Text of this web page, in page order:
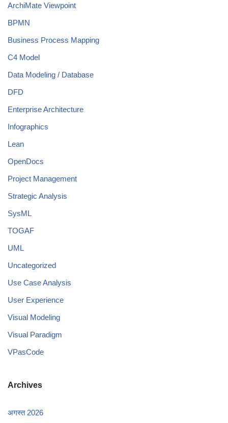
ArchiMate Viewpoint
BPMN
Business Process Mapping
C4 Model
Data Modeling / Database
DFD
Enterprise Architecture
Infographics
Lean
OpenDocs
Project Management
Strategic Analysis
SysML
TOGAF
UML
Uncategorized
Use Case Analysis
User Experience
Visual Modeling
Visual Paradigm
VPasCode
Archives
अगस्त 2026